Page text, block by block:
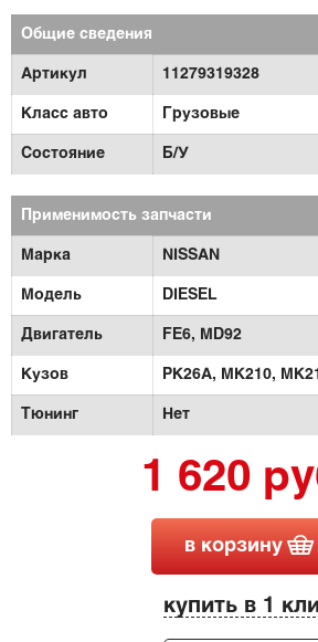
Общие сведения
Артикул 11279319328
Класс авто Грузовые
Состояние Б/У
Применимость запчасти
Марка NISSAN
Модель DIESEL
Двигатель FE6, MD92
Кузов PK26A, MK210,
Тюнинг Нет
1 620
в корзину
купить в 1